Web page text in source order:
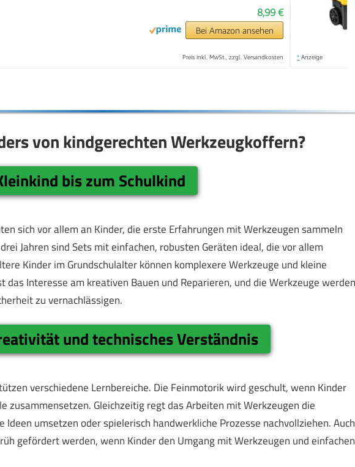
8,99 €
Bei Amazon ansehen
Preis inkl. MwSt., zzgl. Versandkosten * Anzeige
von kindgerechten Werkzeugkoffern?
bis zum Schulkind
sich vor allem an Kinder, die erste Erfahrungen mit Werkzeugen sammeln
Jahren sind Sets mit einfachen, robusten Geräten ideal, die vor allem
Kinder im Grundschulalter können komplexere Werkzeuge und kleine
das Interesse am kreativen Bauen und Reparieren, und die Werkzeuge werden
zu vernachlässigen.
und technisches Verständnis
verschiedene Lernbereiche. Die Feinmotorik wird geschult, wenn Kinder
zusammensetzen. Gleichzeitig regt das Arbeiten mit Werkzeugen die
umsetzen oder spielerisch handwerkliche Prozesse nachvollziehen. Auch
gefördert werden, wenn Kinder den Umgang mit Werkzeugen und einfachen